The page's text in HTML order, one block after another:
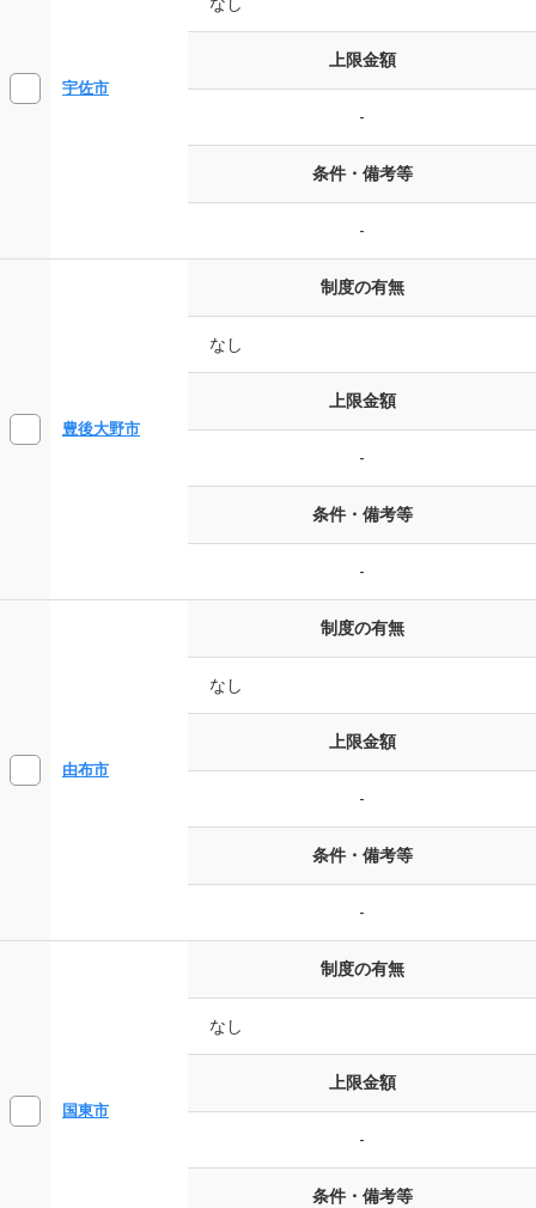
宇佐市
上限金額
-
条件・備考等
-
豊後大野市
制度の有無
なし
上限金額
-
条件・備考等
-
由布市
制度の有無
なし
上限金額
-
条件・備考等
-
国東市
制度の有無
なし
上限金額
-
条件・備考等